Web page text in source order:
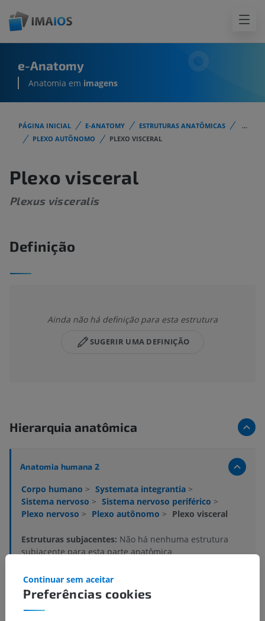
e-Anatomy
Anatomia em imagens
PÁGINA INICIAL E-ANATOMY ESTRUTURAS ANATÔMICAS
...
PLEXO AUTÔNOMO
PLEXO VISCERAL
Plexo visceral
Plexus visceralis
Definição
Ainda não há definição para esta estrutura
SUGERIR UMA DEFINIÇÃO
Hierarquia anatômica
Anatomia humana 2
Corpo humano > Systemata integrantia >
Sistema nervoso > Sistema nervoso periférico >
Plexo nervoso > Plexo autônomo > Plexo visceral
Estruturas subjacentes: Não há nenhuma estrutura
subjacente para esta parte anatômica
Anatomia humana 1
Preferências cookies
Continuar sem aceitar